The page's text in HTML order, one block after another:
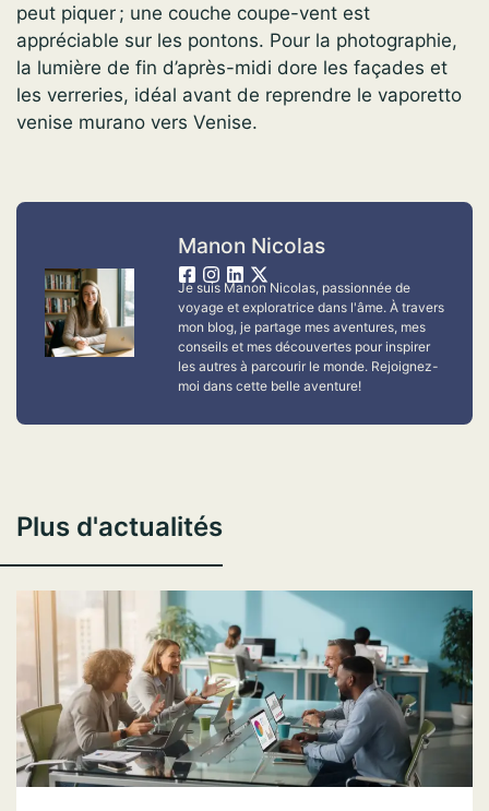
peut piquer ; une couche coupe-vent est
appréciable sur les pontons. Pour la photographie,
la lumière de fin d’après-midi dore les façades et
les verreries, idéal avant de reprendre le vaporetto
venise murano vers Venise.
Manon Nicolas
Je suis Manon Nicolas, passionnée de
voyage et exploratrice dans l'âme. À travers
mon blog, je partage mes aventures, mes
conseils et mes découvertes pour inspirer
les autres à parcourir le monde. Rejoignez-
moi dans cette belle aventure!
Plus d'actualités